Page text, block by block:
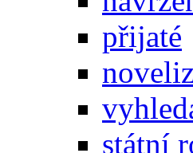
přijaté
státní